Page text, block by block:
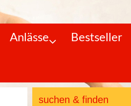
Anlässe Bestseller
suchen & finden